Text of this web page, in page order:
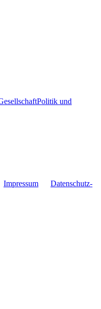
Politik und
Impres­sum
Daten­schutz­